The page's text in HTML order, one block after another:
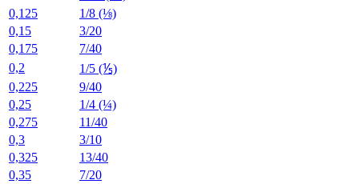
0,125
1/8 (⅛)
0,15
3/20
0,175
7/40
0,2
1/5 (⅕)
0,225
9/40
0,25
1/4 (¼)
0,275
11/40
0,3
3/10
0,325
13/40
0,35
7/20